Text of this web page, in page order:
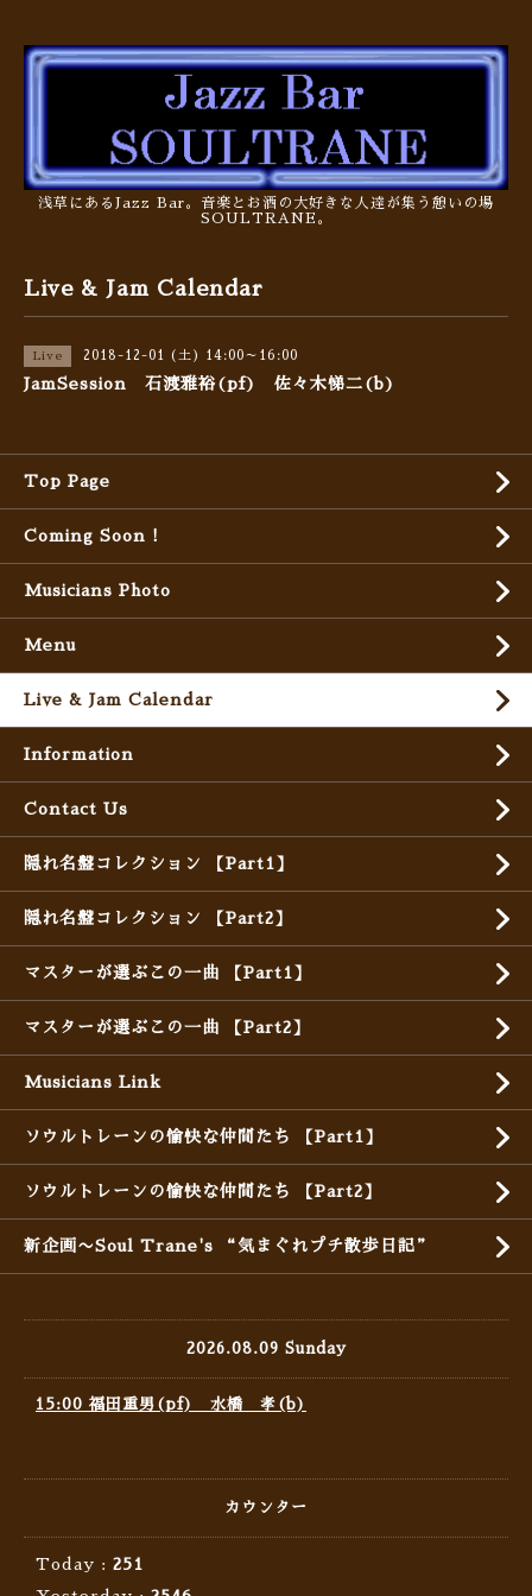
浅草にあるJazz Bar。音楽とお酒の大好きな人達が集う憩いの場
SOULTRANE。
Live & Jam Calendar
Live 2018-12-01 (土) 14:00～16:00
JamSession 石渡雅裕(pf) 佐々木悌二(b)
Top Page
Coming Soon !
Musicians Photo
Menu
Live & Jam Calendar
Information
Contact Us
隠れ名盤コレクション 【Part1】
隠れ名盤コレクション 【Part2】
マスターが選ぶこの一曲 【Part1】
マスターが選ぶこの一曲 【Part2】
Musicians Link
ソウルトレーンの愉快な仲間たち 【Part1】
ソウルトレーンの愉快な仲間たち 【Part2】
新企画〜Soul Trane's “気まぐれプチ散歩日記”
2026.08.09 Sunday
15:00 福田重男(pf) 水橋 孝(b)
カウンター
Today : 251